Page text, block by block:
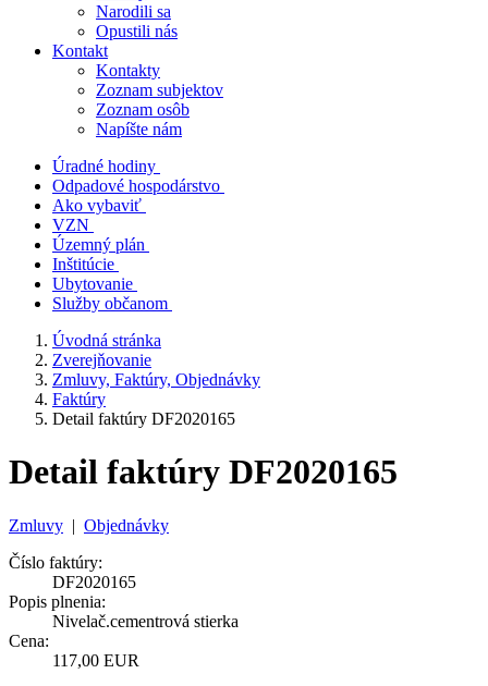
Narodili sa
Opustili nás
Kontakt
Kontakty
Zoznam subjektov
Zoznam osôb
Napíšte nám
Úradné hodiny
Odpadové hospodárstvo
Ako vybaviť
VZN
Územný plán
Inštitúcie
Ubytovanie
Služby občanom
Úvodná stránka
Zverejňovanie
Zmluvy, Faktúry, Objednávky
Faktúry
Detail faktúry DF2020165
Detail faktúry DF2020165
Zmluvy | Objednávky
Číslo faktúry:
DF2020165
Popis plnenia:
Nivelač.cementrová stierka
Cena:
117,00 EUR